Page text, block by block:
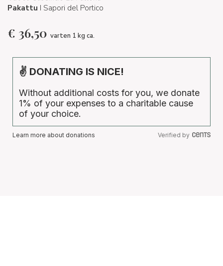
Pakattu I Sapori del Portico
€ 36,50 varten 1 kg ca.
✌ DONATING IS NICE!
Without additional costs for you, we donate
1% of your expenses to a charitable cause
of your choice.
Learn more about donations Verified by